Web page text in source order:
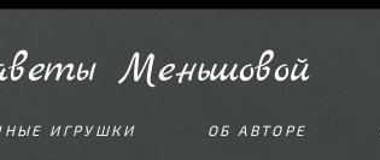
Меньшовой
ИГРУШКИ ОБ АВТОРЕ